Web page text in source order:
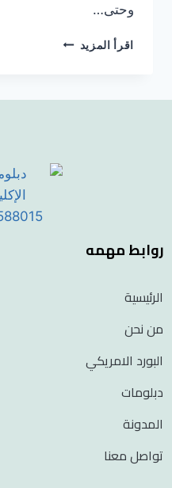
وحتى…
اقرأ المزيد
روابط مهمه
الرئيسية
من نحن
البورد الامريكي
دبلومات
المدونة
تواصل معنا